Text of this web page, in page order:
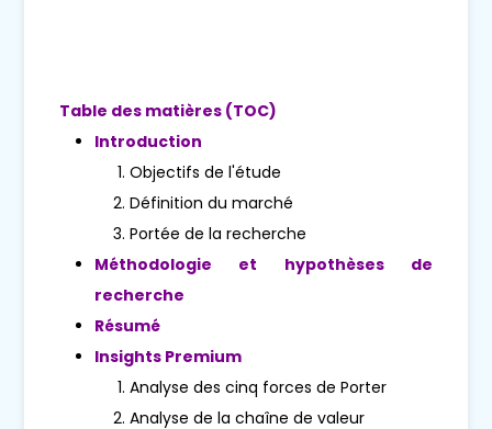
Table des matières (TOC)
Introduction
Objectifs de l'étude
Définition du marché
Portée de la recherche
Méthodologie et hypothèses de
recherche
Résumé
Insights Premium
Analyse des cinq forces de Porter
Analyse de la chaîne de valeur